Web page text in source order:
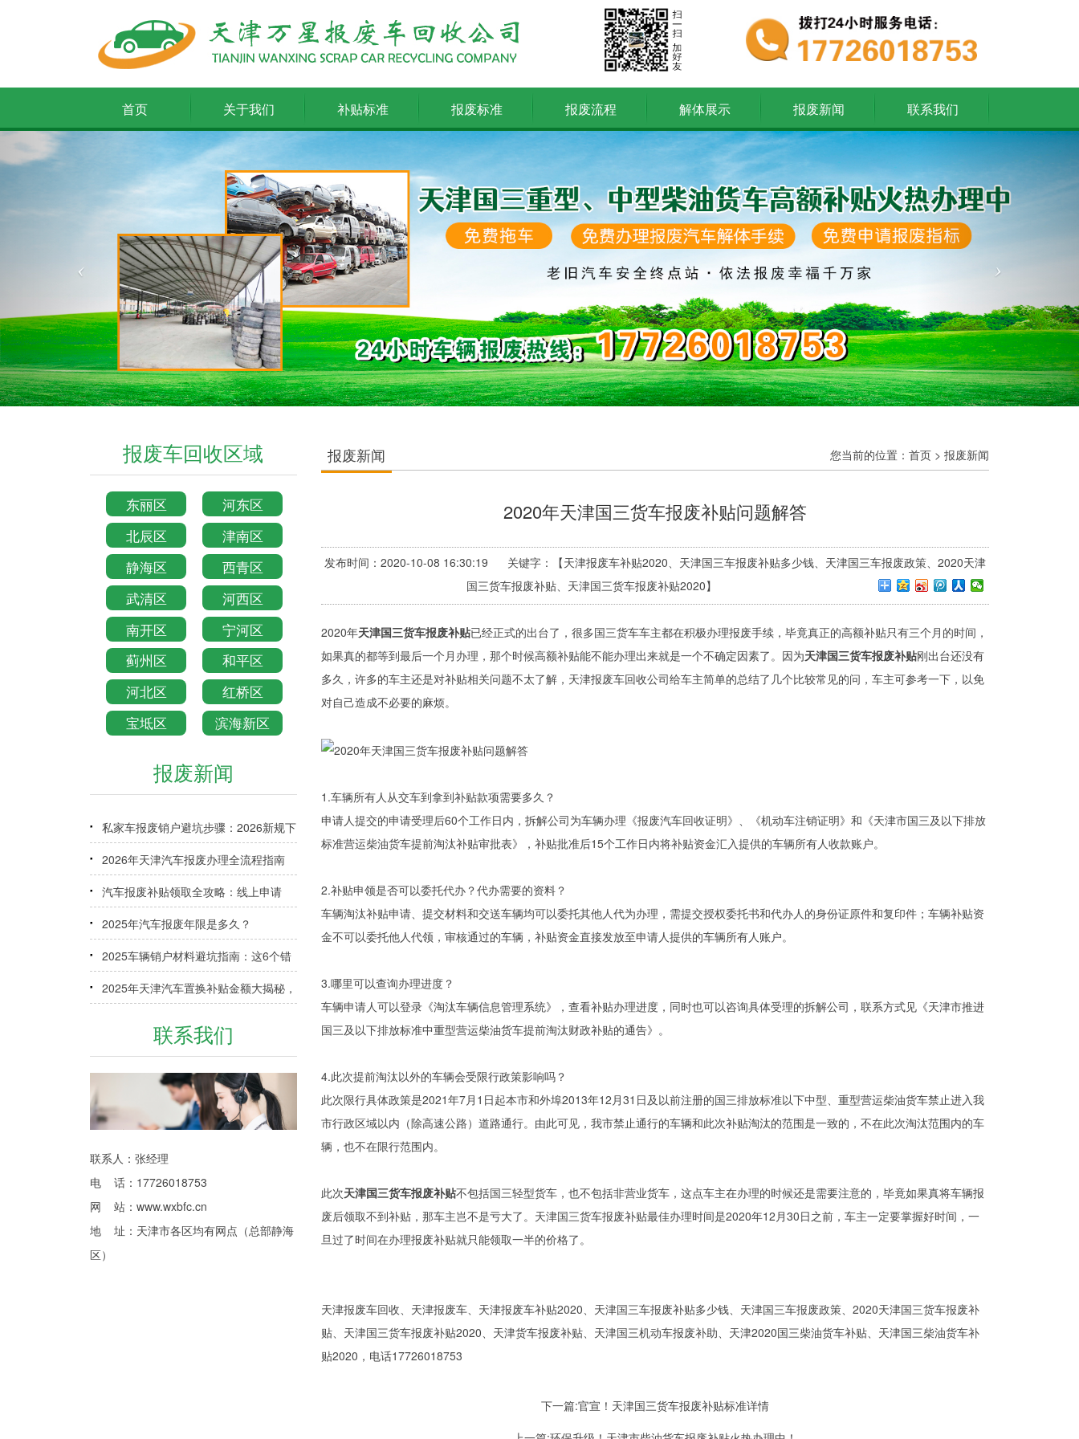
首页 关于我们 补贴标准 报废标准 报废流程 解体展示 报废新闻 联系我们
报废车回收区域
东丽区
河东区
北辰区
津南区
静海区
西青区
武清区
河西区
南开区
宁河区
蓟州区
和平区
河北区
红桥区
宝坻区
滨海新区
报废新闻
私家车报废销户避坑步骤：2026新规下
少走弯路指南
2026年天津汽车报废办理全流程指南
（含补贴申领）
汽车报废补贴领取全攻略：线上申请
+审核时效+到账时间
2025年汽车报废年限是多久？
2025车辆销户材料避坑指南：这6个错
误90%车主都犯过
2025年天津汽车置换补贴金额大揭秘，
联系我们
联系人：张经理
电 话：17726018753
网 站： www.wxbfc.cn
地 址：天津市各区均有网点（总部静海
区）
报废新闻 您当前的位置： 首页 > 报废新闻
2020年天津国三货车报废补贴问题解答
发布时间：2020-10-08 16:30:19 关键字：【天津报废车补贴2020、天津国三车报废补贴多少钱、天津国三车报废政策、2020天津
国三货车报废补贴、天津国三货车报废补贴2020】
2020年天津国三货车报废补贴已经正式的出台了，很多国三货车车主都在积极办理报废手续，毕竟真正的高额补贴只有三个月的时间，
如果真的都等到最后一个月办理，那个时候高额补贴能不能办理出来就是一个不确定因素了。因为天津国三货车报废补贴刚出台还没有
多久，许多的车主还是对补贴相关问题不太了解，天津报废车回收公司给车主简单的总结了几个比较常见的问，车主可参考一下，以免
对自己造成不必要的麻烦。
1.车辆所有人从交车到拿到补贴款项需要多久？
申请人提交的申请受理后60个工作日内，拆解公司为车辆办理《报废汽车回收证明》、《机动车注销证明》和《天津市国三及以下排放
标准营运柴油货车提前淘汰补贴审批表》，补贴批准后15个工作日内将补贴资金汇入提供的车辆所有人收款账户。
2.补贴申领是否可以委托代办？代办需要的资料？
车辆淘汰补贴申请、提交材料和交送车辆均可以委托其他人代为办理，需提交授权委托书和代办人的身份证原件和复印件；车辆补贴资
金不可以委托他人代领，审核通过的车辆，补贴资金直接发放至申请人提供的车辆所有人账户。
3.哪里可以查询办理进度？
车辆申请人可以登录《淘汰车辆信息管理系统》，查看补贴办理进度，同时也可以咨询具体受理的拆解公司，联系方式见《天津市推进
国三及以下排放标准中重型营运柴油货车提前淘汰财政补贴的通告》。
4.此次提前淘汰以外的车辆会受限行政策影响吗？
此次限行具体政策是2021年7月1日起本市和外埠2013年12月31日及以前注册的国三排放标准以下中型、重型营运柴油货车禁止进入我
市行政区域以内（除高速公路）道路通行。由此可见，我市禁止通行的车辆和此次补贴淘汰的范围是一致的，不在此次淘汰范围内的车
辆，也不在限行范围内。
此次天津国三货车报废补贴不包括国三轻型货车，也不包括非营业货车，这点车主在办理的时候还是需要注意的，毕竟如果真将车辆报
废后领取不到补贴，那车主岂不是亏大了。天津国三货车报废补贴最佳办理时间是2020年12月30日之前，车主一定要掌握好时间，一
旦过了时间在办理报废补贴就只能领取一半的价格了。
天津报废车回收、天津报废车、天津报废车补贴2020、天津国三车报废补贴多少钱、天津国三车报废政策、2020天津国三货车报废补
贴、天津国三货车报废补贴2020、天津货车报废补贴、天津国三机动车报废补助、天津2020国三柴油货车补贴、天津国三柴油货车补
贴2020，电话17726018753
下一篇:官宣！天津国三货车报废补贴标准详情